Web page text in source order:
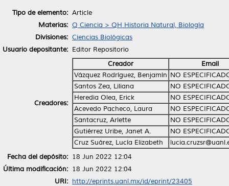
Tipo de elemento: Article
Materias: Q Ciencia > QH Historia Natural, Biología
Divisiones: Ciencias Biológicas
Usuario depositante: Editor Repositorio
Creadores:
Creador
Email
Vázquez Rodríguez, Benjamín NO
Santos Zea, Liliana
NO
Heredia Olea, Erick
NO
Acevedo Pacheco, Laura
NO
Santacruz, Arlette
NO
Gutiérrez Uribe, Janet A.
NO
Cruz Suárez, Lucía Elizabeth
Fecha del depósito: 18 Jun 2022 12:04
Última modificación: 18 Jun 2022 12:04
URI: http://eprints.uanl.mx/id/eprint/23405